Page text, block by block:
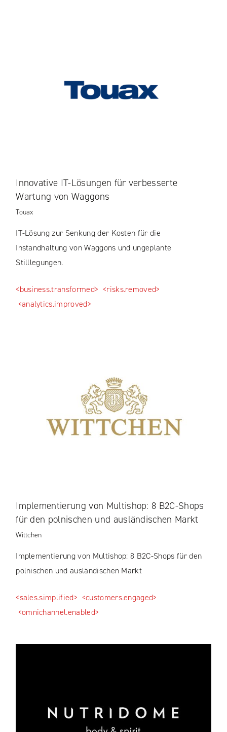
Innovative IT-Lösungen für verbesserte
Wartung von Waggons
Touax
IT-Lösung zur Senkung der Kosten für die
Instandhaltung von Waggons und ungeplante
Stilllegungen.
<business.transformed> <risks.removed>
<analytics.improved>
Implementierung von Multishop: 8 B2C-Shops
für den polnischen und ausländischen Markt
Wittchen
Implementierung von Multishop: 8 B2C-Shops für den
polnischen und ausländischen Markt
<sales.simplified> <customers.engaged>
<omnichannel.enabled>